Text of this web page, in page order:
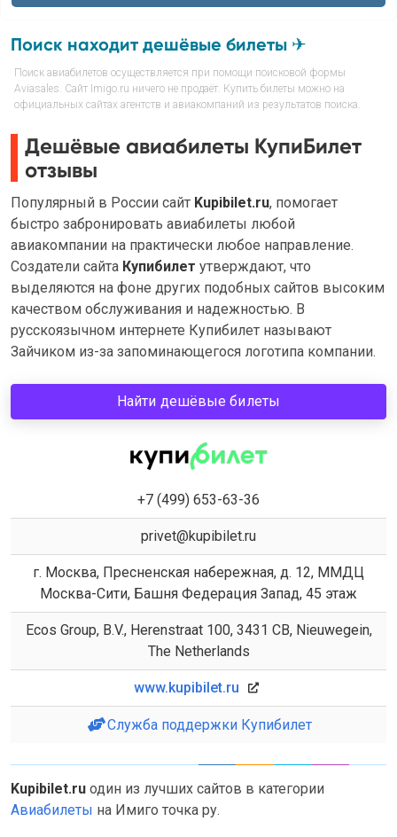
Поиск находит дешёвые билеты ✈
Поиск авиабилетов осуществляется при помощи поисковой формы
Aviasales. Сайт Imigo.ru ничего не продаёт. Купить билеты можно на
официальных сайтах агентств и авиакомпаний из результатов поиска.
Дешёвые авиабилеты КупиБилет
отзывы
Популярный в России сайт Kupibilet.ru, помогает
быстро забронировать авиабилеты любой
авиакомпании на практически любое направление.
Создатели сайта Купибилет утверждают, что
выделяются на фоне других подобных сайтов высоким
качеством обслуживания и надежностью. В
русскоязычном интернете Купибилет называют
Зайчиком из-за запоминающегося логотипа компании.
Найти дешёвые билеты
+7 (499) 653-63-36
privet@kupibilet.ru
г. Москва, Пресненская набережная, д. 12, ММДЦ
Москва-Сити, Башня Федерация Запад, 45 этаж
Ecos Group, B.V., Herenstraat 100, 3431 CB, Nieuwegein,
The Netherlands
www.kupibilet.ru
Служба поддержки Купибилет
Kupibilet.ru один из лучших сайтов в категории
Авиабилеты на Имиго точка ру.